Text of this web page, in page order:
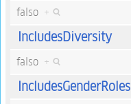
falso +
IncludesDiversity
falso +
IncludesGenderRoles